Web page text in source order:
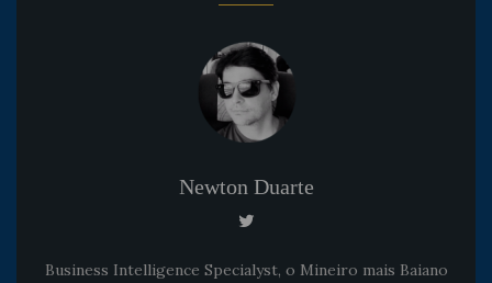
Newton Duarte
Business Intelligence Specialyst, o Mineiro mais Baiano